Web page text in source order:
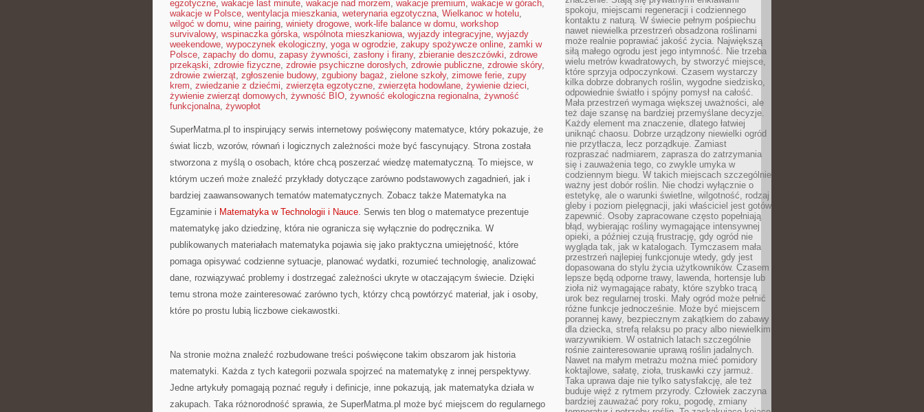
egzotyczne, wakacje last minute, wakacje nad morzem, wakacje premium, wakacje w górach,
wakacje w Polsce, wentylacja mieszkania, weterynaria egzotyczna, Wielkanoc w hotelu,
wilgoć w domu, wine pairing, winiety drogowe, work-life balance w domu, workshop
survivalowy, wspinaczka górska, wspólnota mieszkaniowa, wyjazdy integracyjne, wyjazdy
weekendowe, wypoczynek ekologiczny, yoga w ogrodzie, zakupy spożywcze online, zamki w
Polsce, zapachy do domu, zapasy żywności, zasłony i firany, zbieranie deszczówki, zdrowe
przekąski, zdrowie fizyczne, zdrowie psychiczne dorosłych, zdrowie publiczne, zdrowie skóry,
zdrowie zwierząt, zgłoszenie budowy, zgubiony bagaż, zielone szkoły, zimowe ferie, zupy
krem, zwiedzanie z dziećmi, zwierzęta egzotyczne, zwierzęta hodowlane, żywienie dzieci,
żywienie zwierząt domowych, żywność BIO, żywność ekologiczna regionalna, żywność
funkcjonalna, żywopłot
SuperMatma.pl to inspirujący serwis internetowy poświęcony matematyce, który pokazuje, że
świat liczb, wzorów, równań i logicznych zależności może być fascynujący. Strona została
stworzona z myślą o osobach, które chcą poszerzać wiedzę matematyczną. To miejsce, w
którym uczeń może znaleźć przykłady dotyczące zarówno podstawowych zagadnień, jak i
bardziej zaawansowanych tematów matematycznych. Zobacz także Matematyka na
Egzaminie i Matematyka w Technologii i Nauce. Serwis ten blog o matematyce prezentuje
matematykę jako dziedzinę, która nie ogranicza się wyłącznie do podręcznika. W
publikowanych materiałach matematyka pojawia się jako praktyczna umiejętność, które
pomaga opisywać codzienne sytuacje, planować wydatki, rozumieć technologię, analizować
dane, rozwiązywać problemy i dostrzegać zależności ukryte w otaczającym świecie. Dzięki
temu strona może zainteresować zarówno tych, którzy chcą powtórzyć materiał, jak i osoby,
które po prostu lubią liczbowe ciekawostki.
Na stronie można znaleźć rozbudowane treści poświęcone takim obszarom jak historia
matematyki. Każda z tych kategorii pozwala spojrzeć na matematykę z innej perspektywy.
Jedne artykuły pomagają poznać reguły i definicje, inne pokazują, jak matematyka działa w
zakupach. Taka różnorodność sprawia, że SuperMatma.pl może być miejscem do regularnego
spokoju, miejscami regeneracji i codziennego
kontaktu z naturą. W świecie pełnym pośpiechu
nawet niewielka przestrzeń obsadzona roślinami
może realnie poprawiać jakość życia. Największą
siłą małego ogrodu jest jego intymność. Nie trzeba
wielu metrów kwadratowych, by stworzyć miejsce,
które sprzyja odpoczynkowi. Czasem wystarczy
kilka dobrze dobranych roślin, wygodne siedzisko,
odpowiednie światło i spójny pomysł na całość.
Mała przestrzeń wymaga większej uważności, ale
też daje szansę na bardziej przemyślane decyzje.
Każdy element ma znaczenie, dlatego łatwiej
uniknąć chaosu. Dobrze urządzony niewielki ogród
nie przytłacza, lecz porządkuje. Zamiast
rozpraszać nadmiarem, zaprasza do zatrzymania
się i zauważenia tego, co zwykle umyka w
codziennym biegu. W takich miejscach szczególnie
ważny jest dobór roślin. Nie chodzi wyłącznie o
estetykę, ale o warunki świetlne, wilgotność, rodzaj
gleby i poziom pielęgnacji, jaki właściciel jest gotów
zapewnić. Osoby zapracowane często popełniają
błąd, wybierając rośliny wymagające intensywnej
opieki, a później czują frustrację, gdy ogród nie
wygląda tak, jak w katalogach. Tymczasem mała
przestrzeń najlepiej funkcjonuje wtedy, gdy jest
dopasowana do stylu życia użytkowników. Czasem
lepsze będą odporne trawy, lawenda, hortensje lub
zioła niż wymagające rabaty, które szybko tracą
urok bez regularnej troski. Mały ogród może pełnić
różne funkcje jednocześnie. Może być miejscem
porannej kawy, bezpiecznym zakątkiem do zabawy
dla dziecka, strefą relaksu po pracy albo niewielkim
warzywnikiem. W ostatnich latach szczególnie
rośnie zainteresowanie uprawą roślin jadalnych.
Nawet na małym metrażu można mieć pomidory
koktajlowe, sałatę, zioła, truskawki czy jarmuż.
Taka uprawa daje nie tylko satysfakcję, ale też
buduje więź z rytmem przyrody. Człowiek zaczyna
bardziej zauważać pory roku, pogodę, zmiany